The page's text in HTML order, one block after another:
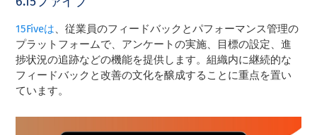
15Fiveは、従業員のフィードバックとパフォーマンス管理の
プラットフォームで、アンケートの実施、目標の設定、進
捗状況の追跡などの機能を提供します。組織内に継続的な
フィードバックと改善の文化を醸成することに重点を置い
ています。